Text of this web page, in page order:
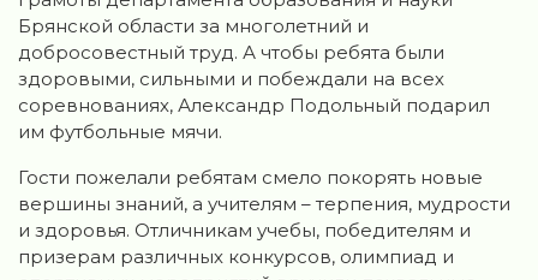
Брянской области за многолетний и
добросовестный труд. А чтобы ребята были
здоровыми, сильными и побеждали на всех
соревнованиях, Александр Подольный подарил
им футбольные мячи.
Гости пожелали ребятам смело покорять новые
вершины знаний, а учителям – терпения, мудрости
и здоровья. Отличникам учебы, победителям и
призерам различных конкурсов, олимпиад и